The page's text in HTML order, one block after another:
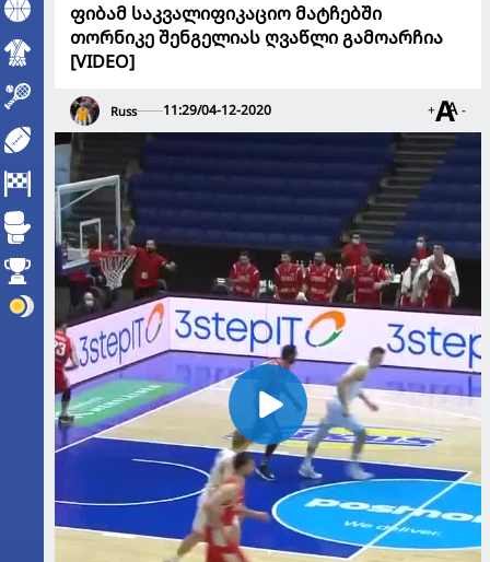
ფიბამ საკვალიფიკაციო მატჩებში
თორნიკე შენგელიას ღვაწლი გამოარჩია
[VIDEO]
Russ 11:29/04-12-2020 + -